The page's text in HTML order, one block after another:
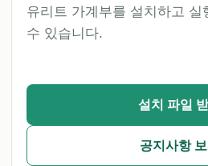
유리트 가계부를 설치하고 실
수 있습니다.
설치 파일 받
공지사항 보